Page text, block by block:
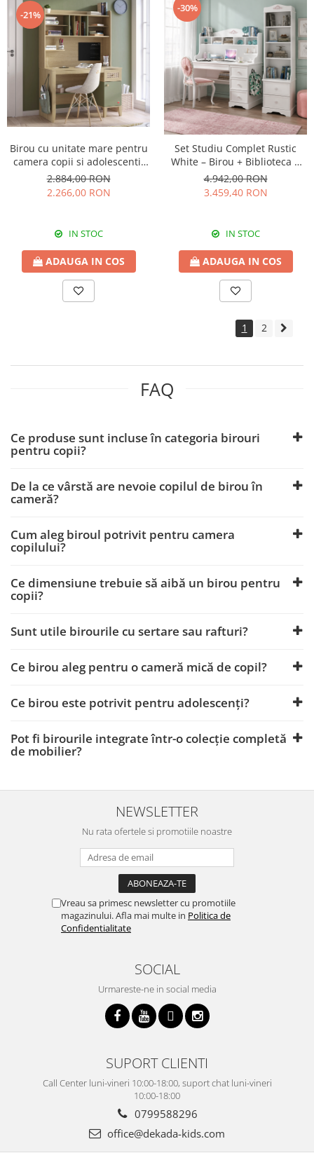
-21%
Birou cu unitate mare pentru
camera copii si adolescenti,
Colectia Loof
2.884,00 RON
2.266,00 RON
IN STOC
ADAUGA IN COS
-30%
Set Studiu Complet Rustic
White – Birou + Biblioteca +
Unitate Superioara
4.942,00 RON
3.459,40 RON
IN STOC
ADAUGA IN COS
1 2
FAQ
Ce produse sunt incluse în categoria birouri
pentru copii?
De la ce vârstă are nevoie copilul de birou în
cameră?
Cum aleg biroul potrivit pentru camera
copilului?
Ce dimensiune trebuie să aibă un birou pentru
copii?
Sunt utile birourile cu sertare sau rafturi?
Ce birou aleg pentru o cameră mică de copil?
Ce birou este potrivit pentru adolescenți?
Pot fi birourile integrate într-o colecție completă
de mobilier?
NEWSLETTER
Nu rata ofertele si promotiile noastre
Vreau sa primesc newsletter cu promotiile
magazinului. Afla mai multe in Politica de
Confidentialitate
SOCIAL
Urmareste-ne in social media
SUPORT CLIENTI
Call Center luni-vineri 10:00-18:00, suport chat luni-vineri
10:00-18:00
0799588296
office@dekada-kids.com